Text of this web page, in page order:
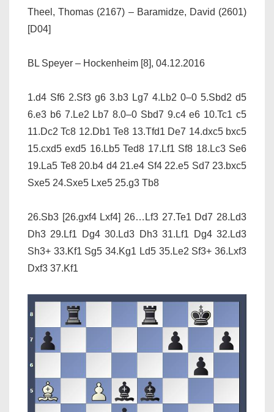
Theel, Thomas (2167) – Baramidze, David (2601)
[D04]
BL Speyer – Hockenheim [8], 04.12.2016
1.d4 Sf6 2.Sf3 g6 3.b3 Lg7 4.Lb2 0–0 5.Sbd2 d5
6.e3 b6 7.Le2 Lb7 8.0–0 Sbd7 9.c4 e6 10.Tc1 c5
11.Dc2 Tc8 12.Db1 Te8 13.Tfd1 De7 14.dxc5 bxc5
15.cxd5 exd5 16.Lb5 Ted8 17.Lf1 Sf8 18.Lc3 Se6
19.La5 Te8 20.b4 d4 21.e4 Sf4 22.e5 Sd7 23.bxc5
Sxe5 24.Sxe5 Lxe5 25.g3 Tb8
26.Sb3 [26.gxf4 Lxf4] 26…Lf3 27.Te1 Dd7 28.Ld3
Dh3 29.Lf1 Dg4 30.Ld3 Dh3 31.Lf1 Dg4 32.Ld3
Sh3+ 33.Kf1 Sg5 34.Kg1 Ld5 35.Le2 Sf3+ 36.Lxf3
Dxf3 37.Kf1